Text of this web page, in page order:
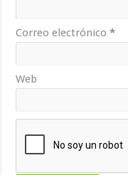
Correo electrónico*
Web